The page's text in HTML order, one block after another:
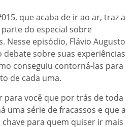
que acaba de ir ao ar, traz a
do especial sobre
Nesse episódio, Flávio Augusto
debate sobre suas experiências
conseguiu contorná-las para
de cada uma.
você que por trás de toda
uma série de fracassos e que a
para quem quiser ir mais